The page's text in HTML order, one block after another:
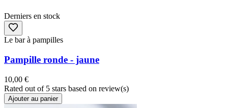
Derniers en stock
Le bar à pampilles
Pampille ronde - jaune
10,00 €
Rated out of 5 stars based on review(s)
Ajouter au panier